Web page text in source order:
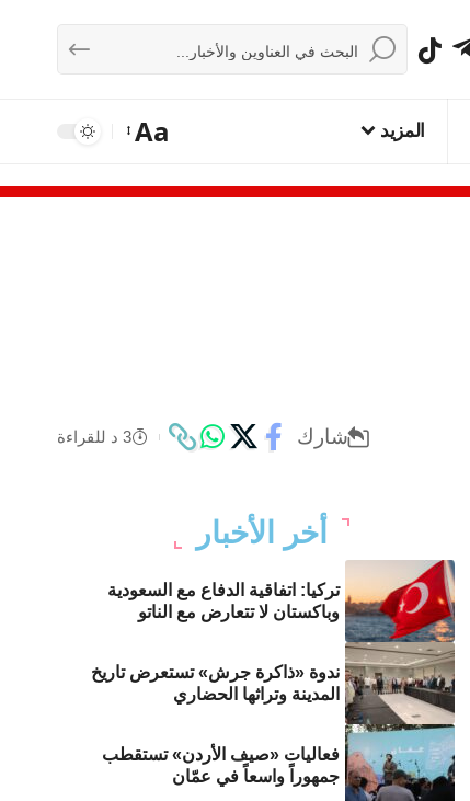
المزيد Aa
شارك 3 د للقراءة
أخر الأخبار
تركيا: اتفاقية الدفاع مع السعودية
وباكستان لا تتعارض مع الناتو
ندوة «ذاكرة جرش» تستعرض تاريخ
المدينة وتراثها الحضاري
فعاليات «صيف الأردن» تستقطب
جمهوراً واسعاً في عمّان